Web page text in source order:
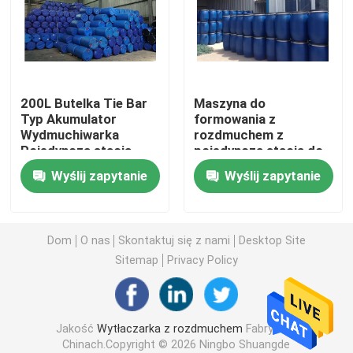
Rozdmuchiwarka HDPE
Maszyna do formowania z rozdmuchem o dużej
Ciągłe wytłaczanie z rozdmuchem
Akumulatorowa maszyna do rozdmuchiwania
Maszyna do formowania z rozdmuchem z podwójną
Plastikowa maszyna pomocnicza
200L Butelka Tie Bar
Typ Akumulator
Wydmuchiwarka
Pojedyncza stacja
Wyślij zapytanie
Maszyna do
formowania z
rozdmuchem z
pojedynczą stacją do
wiadra do układania
chemikaliów o
pojemności 200 litrów
Wyślij zapytanie
Dom O nas Skontaktuj się z nami
Desktop Site
Sitemap
Privacy Policy
Jakość Wytłaczarka z rozdmuchem Fabryka w
Chinach.Copyright © 2026 Ningbo Shuangde